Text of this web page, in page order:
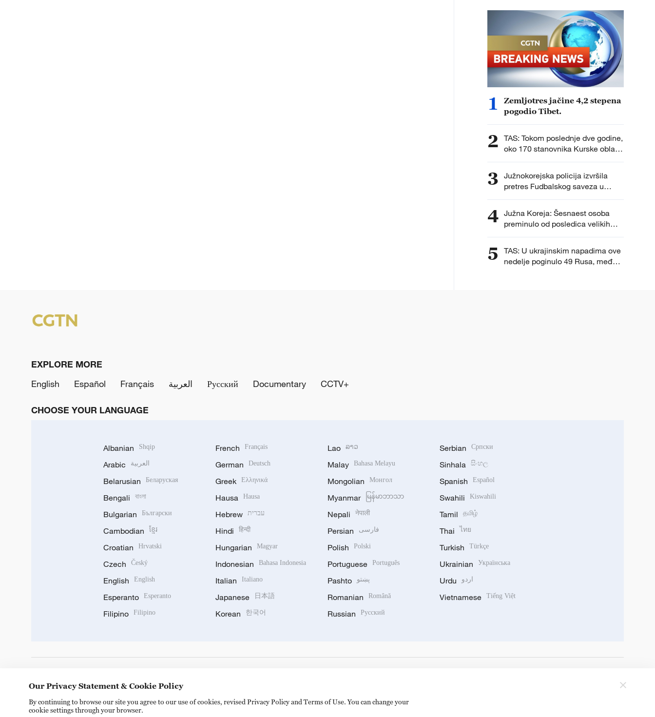
1
Zemljotres jačine 4,2 stepena
pogodio Tibet.
2 TAS: Tokom poslednje dve godine,
oko 170 stanovnika Kurske oblasti
vraćeno je u Rusiju sa teritorije
navodima ruskih vlasti, nalazili
protiv svoje volje nakon što su
ukrajinske oružane snage
privremeno zauzele delove
regiona.
3 Južnokorejska policija izvršila
pretres Fudbalskog saveza u
istrazi o imenovanju selektora.
4 Južna Koreja: Šesnaest osoba
preminulo od posledica velikih
vrućina ovog leta.
5
TAS: U ukrajinskim napadima ove
nedelje poginulo 49 Rusa, među
EXPLORE MORE
English
Español Français العربية Русский Documentary CCTV+
CHOOSE YOUR LANGUAGE
Albanian Shqip
Arabic العربية
Belarusian Беларуская
Bengali বাংলা
Bulgarian Български
Cambodian ខ្មែរ
Croatian Hrvatski
Czech Český
English English
Esperanto Esperanto
Filipino Filipino
French Français
German Deutsch
Greek Ελληνικά
Hausa Hausa
Hebrew עברית
Hindi हिन्दी
Hungarian Magyar
Indonesian Bahasa Indonesia
Italian Italiano
Japanese 日本語
Korean 한국어
Lao ລາວ
Malay Bahasa Melayu
Mongolian Монгол
Myanmar မြန်မာဘာသာ
Nepali नेपाली
Persian فارسی
Polish Polski
Portuguese Português
Pashto پښتو
Romanian Română
Russian Русский
Serbian Српски
Sinhala සිංහල
Spanish Español
Swahili Kiswahili
Tamil தமிழ்
Thai ไทย
Turkish Türkçe
Ukrainian Українська
Urdu اردو
Vietnamese Tiếng Việt
Our Privacy Statement & Cookie Policy
By continuing to browse our site you agree to our use of cookies, revised Privacy Policy and Terms of Use. You can change your
cookie settings through your browser.